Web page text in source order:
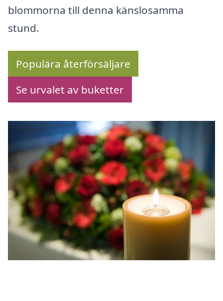
blommorna till denna känslosamma
stund.
Populära återförsäljare
Se urvalet av buketter